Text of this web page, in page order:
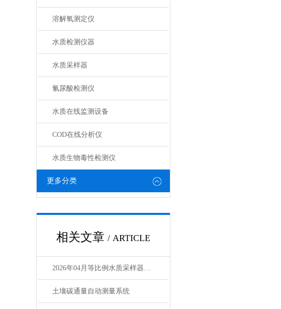
溶解氧测定仪
水质检测仪器
水质采样器
氰尿酸检测仪
水质在线监测设备
COD在线分析仪
水质生物毒性检测仪
更多分类
相关文章 / ARTICLE
2026年04月等比例水质采样器品牌推荐榜
土壤碳通量自动测量系统